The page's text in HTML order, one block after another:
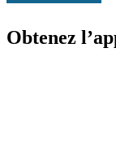
Obtenez